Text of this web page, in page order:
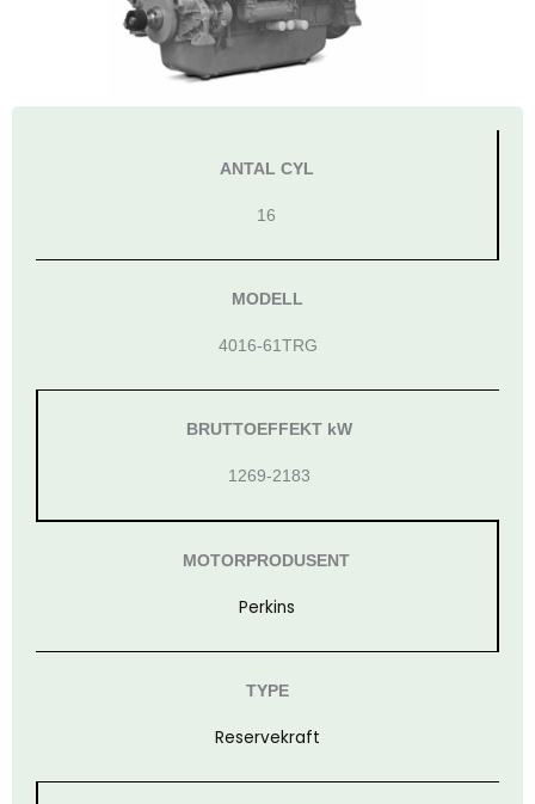
ANTAL CYL
16
MODELL
4016-61TRG
BRUTTOEFFEKT kW
1269-2183
MOTORPRODUSENT
Perkins
TYPE
Reservekraft